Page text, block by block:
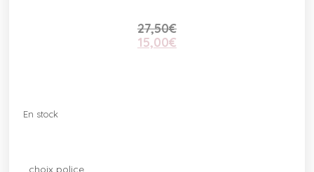
27,50€
15,00€
En stock
choix police